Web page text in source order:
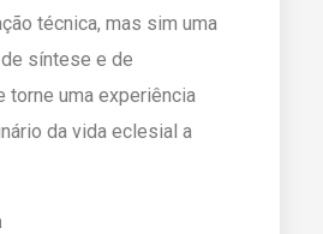
técnica, mas sim uma
síntese e de
torne uma experiência
da vida eclesial a